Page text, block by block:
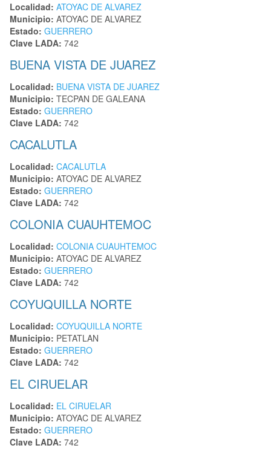
Localidad: ATOYAC DE ALVAREZ
Municipio: ATOYAC DE ALVAREZ
Estado: GUERRERO
Clave LADA: 742
BUENA VISTA DE JUAREZ
Localidad: BUENA VISTA DE JUAREZ
Municipio: TECPAN DE GALEANA
Estado: GUERRERO
Clave LADA: 742
CACALUTLA
Localidad: CACALUTLA
Municipio: ATOYAC DE ALVAREZ
Estado: GUERRERO
Clave LADA: 742
COLONIA CUAUHTEMOC
Localidad: COLONIA CUAUHTEMOC
Municipio: ATOYAC DE ALVAREZ
Estado: GUERRERO
Clave LADA: 742
COYUQUILLA NORTE
Localidad: COYUQUILLA NORTE
Municipio: PETATLAN
Estado: GUERRERO
Clave LADA: 742
EL CIRUELAR
Localidad: EL CIRUELAR
Municipio: ATOYAC DE ALVAREZ
Estado: GUERRERO
Clave LADA: 742